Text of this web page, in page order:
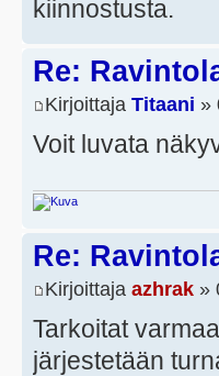
kiinnostusta.
Re:
Kirjoittaja Titaani »
Voit luvata
Re:
Kirjoittaja azhrak »
Tarkoitat
järjestetään